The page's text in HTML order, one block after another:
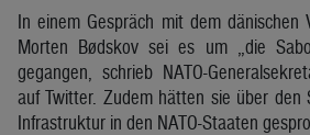
In einem Gespräch mit dem dänischen
Morten Bødskov sei es um „die
gegangen, schrieb NATO-
auf Twitter. Zudem hätten sie über den
Infrastruktur in den NATO-Staaten